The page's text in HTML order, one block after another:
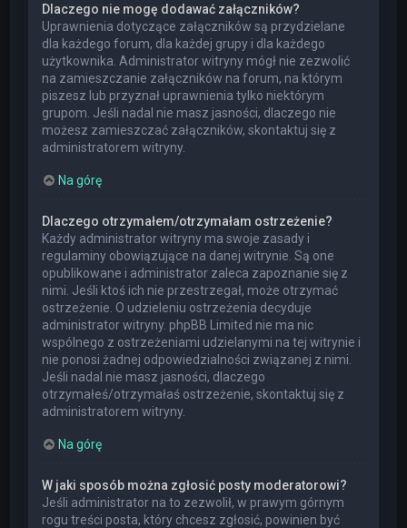
Dlaczego nie mogę dodawać załączników?
Uprawnienia dotyczące załączników są przydzielane
dla każdego forum, dla każdej grupy i dla każdego
użytkownika. Administrator witryny mógł nie zezwolić
na zamieszczanie załączników na forum, na którym
piszesz lub przyznał uprawnienia tylko niektórym
grupom. Jeśli nadal nie masz jasności, dlaczego nie
możesz zamieszczać załączników, skontaktuj się z
administratorem witryny.
Na górę
Dlaczego otrzymałem/otrzymałam ostrzeżenie?
Każdy administrator witryny ma swoje zasady i
regulaminy obowiązujące na danej witrynie. Są one
opublikowane i administrator zaleca zapoznanie się z
nimi. Jeśli ktoś ich nie przestrzegał, może otrzymać
ostrzeżenie. O udzieleniu ostrzeżenia decyduje
administrator witryny. phpBB Limited nie ma nic
wspólnego z ostrzeżeniami udzielanymi na tej witrynie i
nie ponosi żadnej odpowiedzialności związanej z nimi.
Jeśli nadal nie masz jasności, dlaczego
otrzymałeś/otrzymałaś ostrzeżenie, skontaktuj się z
administratorem witryny.
Na górę
W jaki sposób można zgłosić posty moderatorowi?
Jeśli administrator na to zezwolił, w prawym górnym
rogu treści posta, który chcesz zgłosić, powinien być